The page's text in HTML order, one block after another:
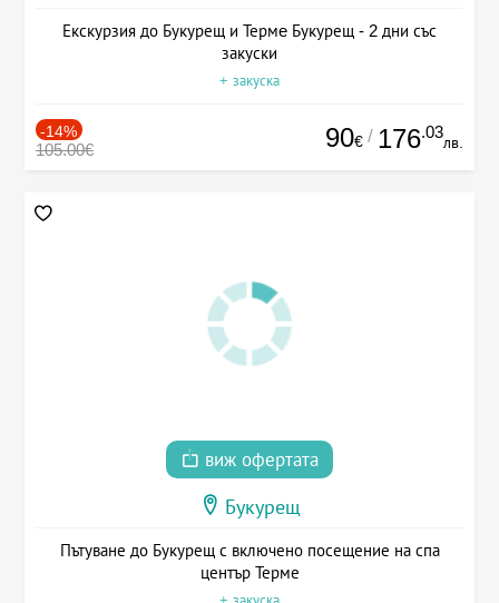
Екскурзия до Букурещ и Термe Букурещ - 2 дни със
закуски
+ закуска
-14%
105.00€ 90€ / 176.03
лв.
виж офертата
Букурещ
Пътуване до Букурещ с включено посещение на спа
център Терме